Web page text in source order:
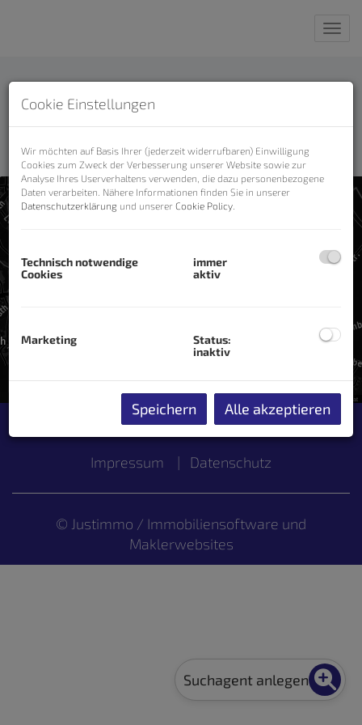
Ratgeber und Checklisten
Laden Sie sich Ihre Wunschratgeber oder die für Sie
passende Checkliste herunter
basemap.at
Impressum | Datenschutz
© Justimmo / Immobiliensoftware und
Maklerwebsites
Suchagent anlegen
Cookie Einstellungen
Wir möchten auf Basis Ihrer (jederzeit widerrufbaren) Einwilligung
Cookies zum Zweck der Verbesserung unserer Website sowie zur
Analyse Ihres Userverhaltens verwenden, die dazu personenbezogene
Daten verarbeiten. Nähere Informationen finden Sie in unserer
Datenschutzerklärung und unserer Cookie Policy
Technisch notwendige
Cookies
immer
aktiv
Marketing
Status:
inaktiv
Speichern Alle akzeptieren